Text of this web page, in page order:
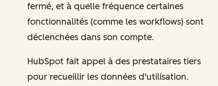
fermé, et à quelle fréquence certaines
fonctionnalités (comme les workflows) sont
déclenchées dans son compte.
HubSpot fait appel à des prestataires tiers
pour recueillir les données d'utilisation.